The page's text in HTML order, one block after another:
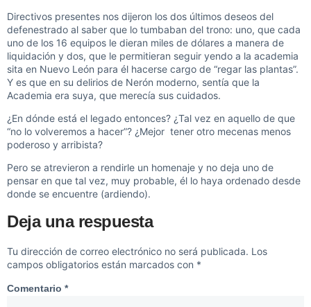
Directivos presentes nos dijeron los dos últimos deseos del
defenestrado al saber que lo tumbaban del trono: uno, que cada
uno de los 16 equipos le dieran miles de dólares a manera de
liquidación y dos, que le permitieran seguir yendo a la academia
sita en Nuevo León para él hacerse cargo de “regar las plantas”.
Y es que en su delirios de Nerón moderno, sentía que la
Academia era suya, que merecía sus cuidados.
¿En dónde está el legado entonces? ¿Tal vez en aquello de que
“no lo volveremos a hacer”? ¿Mejor tener otro mecenas menos
poderoso y arribista?
Pero se atrevieron a rendirle un homenaje y no deja uno de
pensar en que tal vez, muy probable, él lo haya ordenado desde
donde se encuentre (ardiendo).
Deja una respuesta
Tu dirección de correo electrónico no será publicada. Los
campos obligatorios están marcados con *
Comentario *